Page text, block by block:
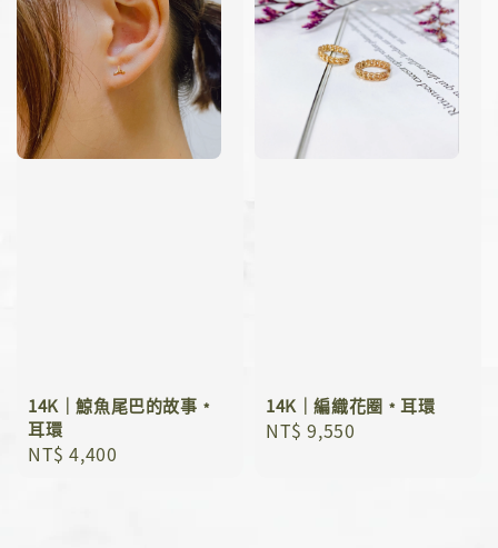
14K｜鯨魚尾巴的故事﹡
耳環
Regular
NT$ 4,400
14K｜編織花圈﹡耳環
Regular
NT$ 9,550